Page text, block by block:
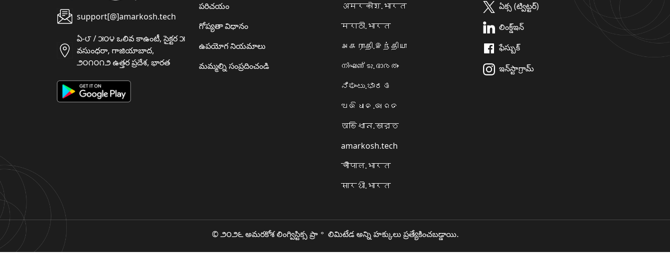
support[@]amarkosh.tech
ఏ-౮ / ౫౦౪ ఒలివ కాఉంటీ, సైక్టర ౫
వసుంధరా, గాజియాబాద,
౨౦౧౦౧౨ ఉత్తర ప్రదేశ, భారత
పరిచయం
గోప్యతా విధానం
ఉపయోగ నియమాలు
మమ్మల్ని సంప్రదించండి
अमरकोश.भारत
मराठी.भारत
அகராதி.இந்தியா
നിഘണ്ടു.ഭാരതം
ನಿಘಂಟು.ಭಾರತ
ଅଭିଧାନ.ଭାରତ
অভিধান.ভারত
amarkosh.tech
चौपाल.भारत
सारथी.भारत
ఏక్స (ట్విట్టర్)
లింక్డ్ఇన్
ఫేస్బుక్
ఇన్‌స్టాగ్రామ్
© ౨౦౨౬ అమరకోశ లింగ్విస్టిక్స ప్రా॰ లిమిటేడ అన్ని హక్కులు ప్రత్యేకించబడ్డాయి.